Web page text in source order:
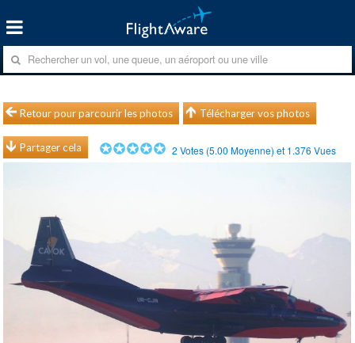
Retour pour parcourir les photos Télécharger vos photos
Partager cela 2 Votes (5.00 Moyenne) et 1.376 Vues